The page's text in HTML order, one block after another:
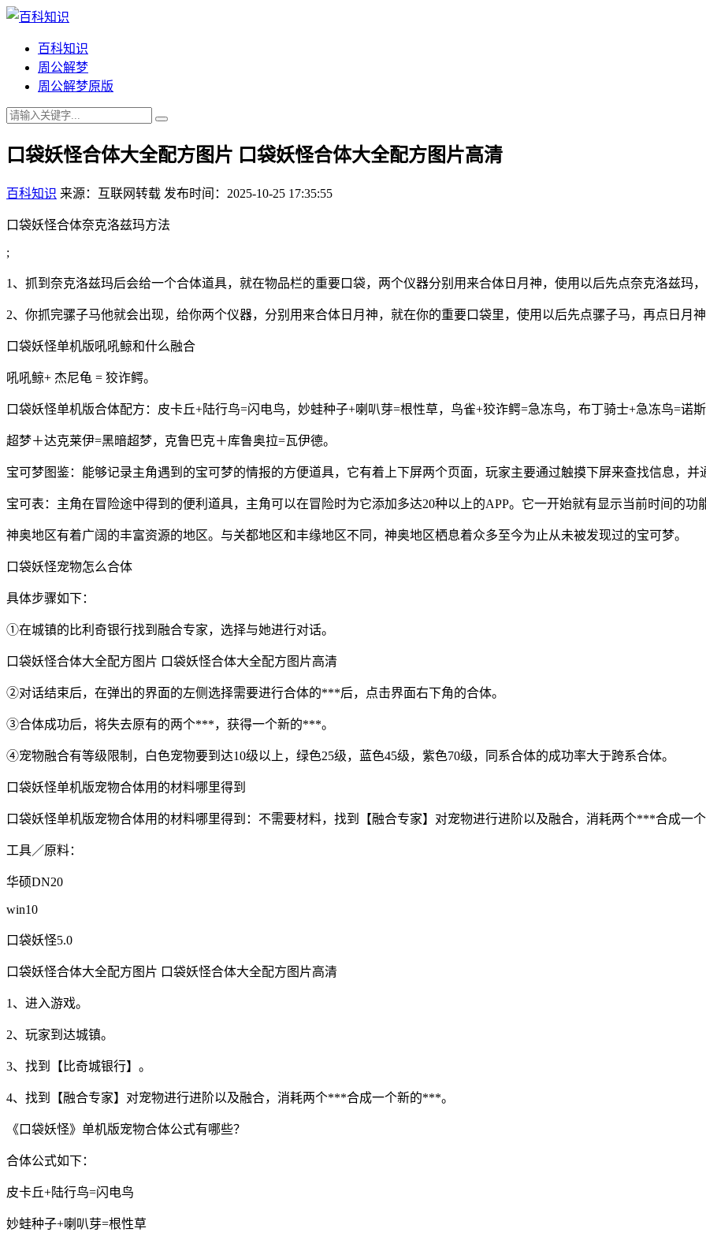
百科知识
周公解梦
周公解梦原版
口袋妖怪合体大全配方图片 口袋妖怪合体大全配方图片高清
百科知识 来源：互联网转载 发布时间：2025-10-25 17:35:55
口袋妖怪合体奈克洛兹玛方法
;
1、抓到奈克洛兹玛后会给一个合体道具，就在物品栏的重要口袋，两个仪器分别用来合体日月神，使用以后先点奈克洛兹玛
2、你抓完骡子马他就会出现，给你两个仪器，分别用来合体日月神，就在你的重要口袋里，使用以后先点骡子马，再点日月神
口袋妖怪单机版吼吼鲸和什么融合
吼吼鲸+ 杰尼龟 = 狡诈鳄。
口袋妖怪单机版合体配方：皮卡丘+陆行鸟=闪电鸟，妙蛙种子+喇叭芽=根性草，鸟雀+狡诈鳄=急冻鸟，布丁骑士+急冻鸟=诺
超梦＋达克莱伊=黑暗超梦，克鲁巴克＋库鲁奥拉=瓦伊德。
宝可梦图鉴：能够记录主角遇到的宝可梦的情报的方便道具，它有着上下屏两个页面，玩家主要通过触摸下屏来查找信息，并
宝可表：主角在冒险途中得到的便利道具，主角可以在冒险时为它添加多达20种以上的APP。它一开始就有显示当前时间的功
神奥地区有着广阔的丰富资源的地区。与关都地区和丰缘地区不同，神奥地区栖息着众多至今为止从未被发现过的宝可梦。
口袋妖怪宠物怎么合体
具体步骤如下：
①在城镇的比利奇银行找到融合专家，选择与她进行对话。
口袋妖怪合体大全配方图片 口袋妖怪合体大全配方图片高清
②对话结束后，在弹出的界面的左侧选择需要进行合体的***后，点击界面右下角的合体。
③合体成功后，将失去原有的两个***，获得一个新的***。
④宠物融合有等级限制，白色宠物要到达10级以上，绿色25级，蓝色45级，紫色70级，同系合体的成功率大于跨系合体。
口袋妖怪单机版宠物合体用的材料哪里得到
口袋妖怪单机版宠物合体用的材料哪里得到：不需要材料，找到【融合专家】对宠物进行进阶以及融合，消耗两个***合成一
工具／原料：
华硕DN20
win10
口袋妖怪5.0
口袋妖怪合体大全配方图片 口袋妖怪合体大全配方图片高清
1、进入游戏。
2、玩家到达城镇。
3、找到【比奇城银行】。
4、找到【融合专家】对宠物进行进阶以及融合，消耗两个***合成一个新的***。
《口袋妖怪》单机版宠物合体公式有哪些？
合体公式如下：
皮卡丘+陆行鸟=闪电鸟
妙蛙种子+喇叭芽=根性草